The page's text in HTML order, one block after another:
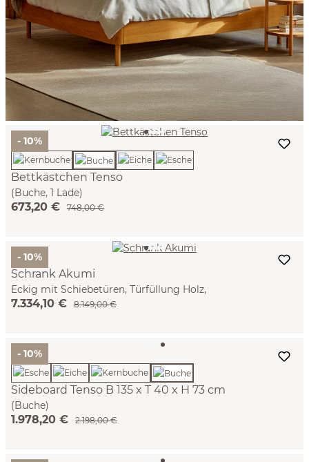
- 10%
Bettkästchen Tenso
(Buche, 1 Lade)
673,20 € 748,00 €
- 10%
Schrank Akumi
Eckig mit Schiebetüren, Türfüllung Holz,
B186,6xT66,9xH200,3cm, inkl. Grundausstattung Buche
7.334,10 € 8.149,00 €
- 10%
Sideboard Tenso B 135 x T 40 x H 73 cm
(Buche)
1.978,20 € 2.198,00 €